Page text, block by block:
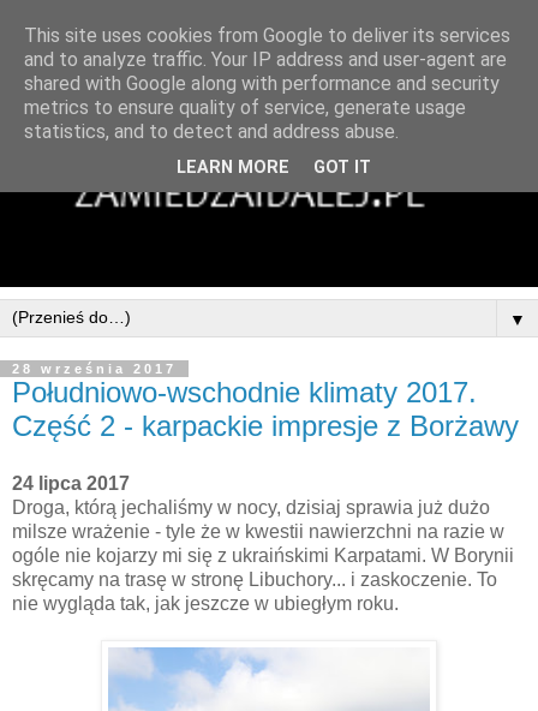
▼
28 września 2017
Południowo-wschodnie klimaty 2017.
Część 2 - karpackie impresje z Borżawy
24 lipca 2017
Droga, którą jechaliśmy w nocy, dzisiaj sprawia już dużo
milsze wrażenie - tyle że w kwestii nawierzchni na razie w
ogóle nie kojarzy mi się z ukraińskimi Karpatami. W Borynii
skręcamy na trasę w stronę Libuchory... i zaskoczenie. To
nie wygląda tak, jak jeszcze w ubiegłym roku.
This site uses cookies from Google to deliver its services
and to analyze traffic. Your IP address and user-agent are
shared with Google along with performance and security
metrics to ensure quality of service, generate usage
statistics, and to detect and address abuse.
LEARN MORE GOT IT